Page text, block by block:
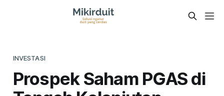
INVESTASI
Prospek Saham PGAS di